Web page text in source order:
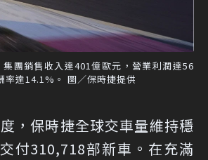
團銷售收入達401億歐元，營業利潤達56
率達14.1%。 圖／保時捷提供
，保時捷全球交車量維持穩
付310,718部新車。在充滿